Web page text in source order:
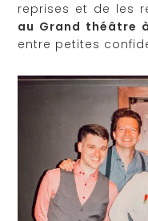
reprises et de les
au Grand théâtre
entre petites